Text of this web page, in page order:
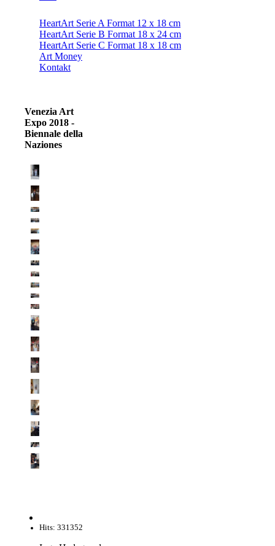
HeartArt Serie A Format 12 x 18 cm
HeartArt Serie B Format 18 x 24 cm
HeartArt Serie C Format 18 x 18 cm
Art Money
Kontakt
Venezia Art
Expo 2018 -
Biennale della
Naziones
Hits: 331352